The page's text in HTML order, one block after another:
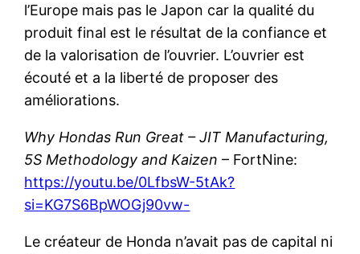
l’Europe mais pas le Japon car la qualité du
produit final est le résultat de la confiance et
de la valorisation de l’ouvrier. L’ouvrier est
écouté et a la liberté de proposer des
améliorations.
Why Hondas Run Great – JIT Manufacturing,
5S Methodology and Kaizen – FortNine:
https://youtu.be/0LfbsW-5tAk?
si=KG7S6BpWOGj90vw-
Le créateur de Honda n’avait pas de capital ni